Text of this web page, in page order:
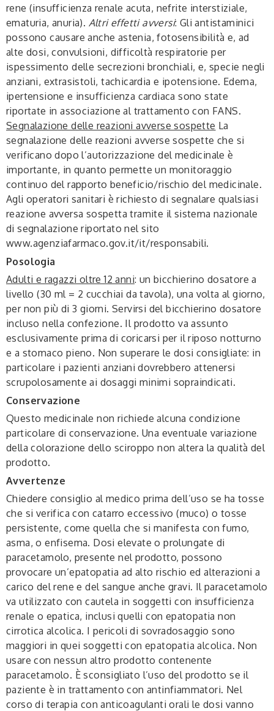
rene (insufficienza renale acuta, nefrite interstiziale,
ematuria, anuria). Altri effetti avversi: Gli antistaminici
possono causare anche astenia, fotosensibilità e, ad
alte dosi, convulsioni, difficoltà respiratorie per
ispessimento delle secrezioni bronchiali, e, specie negli
anziani, extrasistoli, tachicardia e ipotensione. Edema,
ipertensione e insufficienza cardiaca sono state
riportate in associazione al trattamento con FANS.
Segnalazione delle reazioni avverse sospette La
segnalazione delle reazioni avverse sospette che si
verificano dopo l’autorizzazione del medicinale è
importante, in quanto permette un monitoraggio
continuo del rapporto beneficio/rischio del medicinale.
Agli operatori sanitari è richiesto di segnalare qualsiasi
reazione avversa sospetta tramite il sistema nazionale
di segnalazione riportato nel sito
www.agenziafarmaco.gov.it/it/responsabili.
Posologia
Adulti e ragazzi oltre 12 anni: un bicchierino dosatore a
livello (30 ml = 2 cucchiai da tavola), una volta al giorno,
per non più di 3 giorni. Servirsi del bicchierino dosatore
incluso nella confezione. Il prodotto va assunto
esclusivamente prima di coricarsi per il riposo notturno
e a stomaco pieno. Non superare le dosi consigliate: in
particolare i pazienti anziani dovrebbero attenersi
scrupolosamente ai dosaggi minimi sopraindicati.
Conservazione
Questo medicinale non richiede alcuna condizione
particolare di conservazione. Una eventuale variazione
della colorazione dello sciroppo non altera la qualità del
prodotto.
Avvertenze
Chiedere consiglio al medico prima dell’uso se ha tosse
che si verifica con catarro eccessivo (muco) o tosse
persistente, come quella che si manifesta con fumo,
asma, o enfisema. Dosi elevate o prolungate di
paracetamolo, presente nel prodotto, possono
provocare un’epatopatia ad alto rischio ed alterazioni a
carico del rene e del sangue anche gravi. Il paracetamolo
va utilizzato con cautela in soggetti con insufficienza
renale o epatica, inclusi quelli con epatopatia non
cirrotica alcolica. I pericoli di sovradosaggio sono
maggiori in quei soggetti con epatopatia alcolica. Non
usare con nessun altro prodotto contenente
paracetamolo. È sconsigliato l’uso del prodotto se il
paziente è in trattamento con antinfiammatori. Nel
corso di terapia con anticoagulanti orali le dosi vanno